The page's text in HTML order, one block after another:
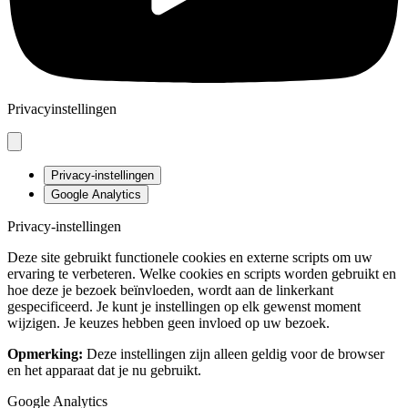
Privacyinstellingen
Privacy-instellingen
Google Analytics
Privacy-instellingen
Deze site gebruikt functionele cookies en externe scripts om uw
ervaring te verbeteren. Welke cookies en scripts worden gebruikt en
hoe deze je bezoek beïnvloeden, wordt aan de linkerkant
gespecificeerd. Je kunt je instellingen op elk gewenst moment
wijzigen. Je keuzes hebben geen invloed op uw bezoek.
Opmerking: Deze instellingen zijn alleen geldig voor de browser
en het apparaat dat je nu gebruikt.
Google Analytics